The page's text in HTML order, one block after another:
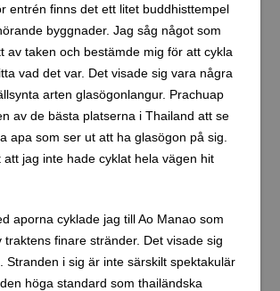
entrén finns det ett litet buddhisttempel
byggnader. Jag såg något som
av taken och bestämde mig för att cykla
vad det var. Det visade sig vara några
arten glasögonlangur. Prachuap
av de bästa platserna i Thailand att se
apa som ser ut att ha glasögon på sig.
att jag inte hade cyklat hela vägen hit
aporna cyklade jag till Ao Manao som
traktens finare stränder. Det visade sig
Stranden i sig är inte särskilt spektakulär
höga standard som thailändska